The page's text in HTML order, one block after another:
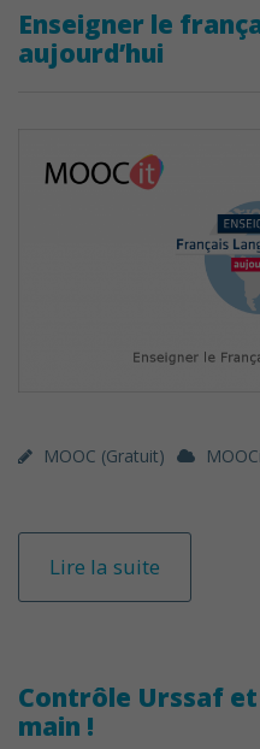
Enseigner le
aujourd’hui
MOOC (gratuit)
Lire la suite
Contrôle Urssaf
main !